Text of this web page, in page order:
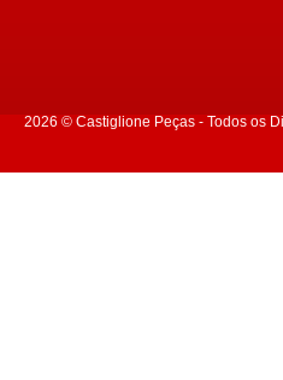
2026 © Castiglione Peças - Todos os